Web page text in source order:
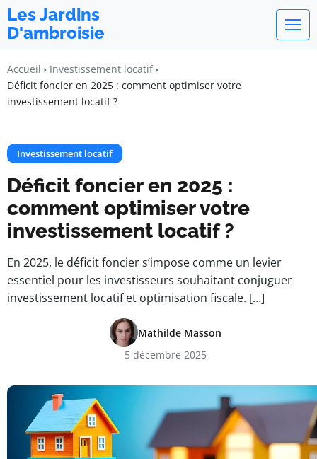
Les Jardins
D'ambroisie
Accueil
Investissement locatif
Déficit foncier en 2025 : comment optimiser votre
investissement locatif ?
Investissement locatif
Déficit foncier en 2025 :
comment optimiser votre
investissement locatif ?
En 2025, le déficit foncier s’impose comme un levier
essentiel pour les investisseurs souhaitant conjuguer
investissement locatif et optimisation fiscale. […]
Mathilde Masson
5 décembre 2025